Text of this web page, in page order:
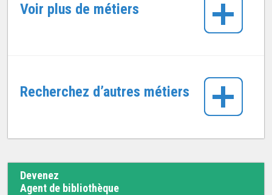
Voir plus de métiers
Recherchez d’autres métiers
Devenez
Agent de bibliothèque